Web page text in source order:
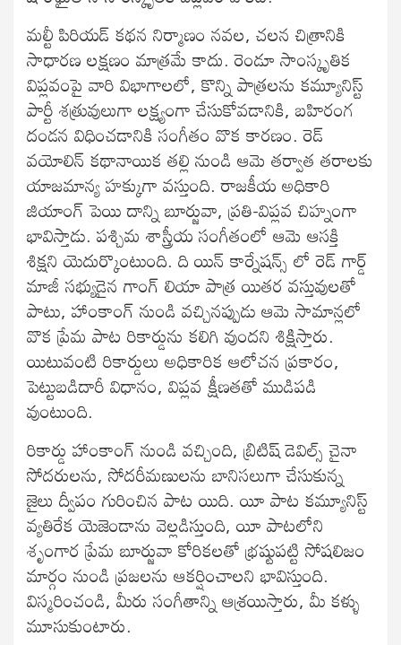
మల్టీ పిరియడ్ కథన నిర్మాణం నవల, చలన చిత్రానికి
సాధారణ లక్షణం మాత్రమే కాదు. రెండూ సాంస్కృతిక
విప్లవంపై వారి విభాగాలలో, కొన్ని పాత్రలను కమ్యూనిస్ట్
పార్టీ శత్రువులుగా లక్ష్యంగా చేసుకోవడానికి, బహిరంగ
దండన విధించడానికి సంగీతం వొక కారణం. రెడ్
వయోలిన్ కథానాయిక తల్లి నుండి ఆమె తర్వాత తరాలకు
యాజమాన్య హక్కుగా వస్తుంది. రాజకీయ అధికారి
జియాంగ్ పెయి దాన్ని బూర్జువా, ప్రతి-విప్లవ చిహ్నంగా
భావిస్తాడు. పశ్చిమ శాస్త్రీయ సంగీతంలో ఆమె ఆసక్తి
శిక్షని యెదుర్కొంటుంది. ది యిన్ కార్నేషన్స్ లో రెడ్ గార్డ్
మాజీ సభ్యుడైన గాంగ్ లియా పాత్ర యితర వస్తువులతో
పాటు, హాంకాంగ్ నుండి వచ్చినప్పుడు ఆమె సామాన్లలో
వొక ప్రేమ పాట రికార్డును కలిగి వుందని శిక్షిస్తారు.
యిటువంటి రికార్డులు అధికారిక ఆలోచన ప్రకారం,
పెట్టుబడిదారీ విధానం, విప్లవ క్షీణతతో ముడిపడి
వుంటుంది.
రికార్డు హాంకాంగ్ నుండి వచ్చింది, బ్రిటిష్ డెవిల్స్ చైనా
సోదరులను, సోదరీమణులను బానిసలుగా చేసుకున్న
జైలు ద్వీపం గురించిన పాట యిది. యీ పాట కమ్యూనిస్ట్
వ్యతిరేక యెజెండాను వెల్లడిస్తుంది, యీ పాటలోని
శృంగార ప్రేమ బూర్జువా కోరికలతో భ్రష్టుపట్టి సోషలిజం
మార్గం నుండి ప్రజలను ఆకర్షించాలని భావిస్తుంది.
విస్మరించండి, మీరు సంగీతాన్ని ఆశ్రయిస్తారు, మీ కళ్ళు
మూసుకుంటారు.